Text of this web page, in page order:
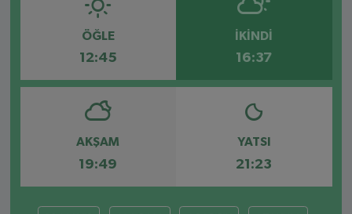
ÖĞLE
12:45
İKINDI
16:37
AKŞAM
19:49
YATSI
21:23